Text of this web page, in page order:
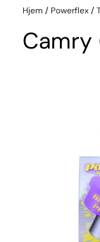
Hjem / Powerflex/
Camry